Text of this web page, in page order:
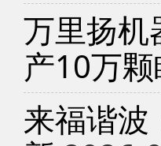
万里扬机
产10万
来福谐波